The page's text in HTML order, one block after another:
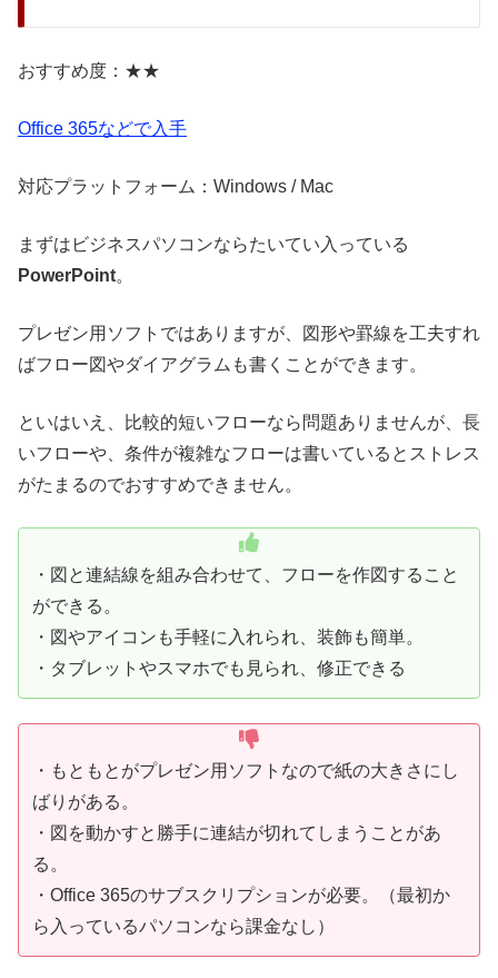
おすすめ度：★★
Office 365などで入手
対応プラットフォーム：Windows / Mac
まずはビジネスパソコンならたいてい入っている
PowerPoint。
プレゼン用ソフトではありますが、図形や罫線を工夫すれ
ばフロー図やダイアグラムも書くことができます。
といはいえ、比較的短いフローなら問題ありませんが、長
いフローや、条件が複雑なフローは書いているとストレス
がたまるのでおすすめできません。
・図と連結線を組み合わせて、フローを作図すること
ができる。
・図やアイコンも手軽に入れられ、装飾も簡単。
・タブレットやスマホでも見られ、修正できる
・もともとがプレゼン用ソフトなので紙の大きさにし
ばりがある。
・図を動かすと勝手に連結が切れてしまうことがあ
る。
・Office 365のサブスクリプションが必要。（最初か
ら入っているパソコンなら課金なし）